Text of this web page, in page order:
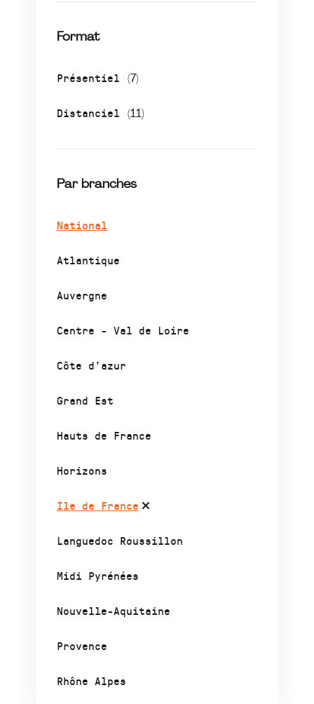
Format
Présentiel (7)
Distanciel (11)
Par branches
National
Atlantique
Auvergne
Centre - Val de Loire
Côte d’azur
Grand Est
Hauts de France
Horizons
Ile de France
Languedoc Roussillon
Midi Pyrénées
Nouvelle-Aquitaine
Provence
Rhône Alpes